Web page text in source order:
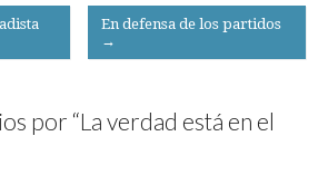
En defensa de los partidos
→
por “La verdad está en el